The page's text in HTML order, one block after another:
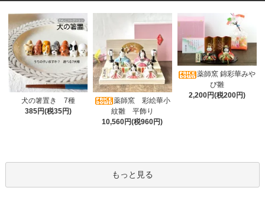
犬の箸置き 7種
385円(税35円)
薬師窯 彩絵華小
紋雛 平飾り
10,560円(税960円)
薬師窯 錦彩華みや
び雛
2,200円(税200円)
もっと見る